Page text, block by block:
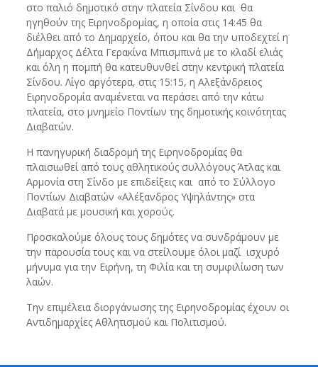
στο παλιό δημοτικό στην πλατεία Σίνδου και θα
ηγηθούν της Ειρηνοδρομίας, η οποία στις 14:45 θα
διέλθει από το Δημαρχείο, όπου και θα την υποδεχτεί η
Δήμαρχος Δέλτα Γερακίνα Μπισμπινά με το κλαδί ελιάς
και όλη η πομπή θα κατευθυνθεί στην κεντρική πλατεία
Σίνδου. Λίγο αργότερα, στις 15:15, η Αλεξάνδρειος
Ειρηνοδρομία αναμένεται να περάσει από την κάτω
πλατεία, στο μνημείο Ποντίων της δημοτικής κοινότητας
Διαβατών.
Η πανηγυρική διαδρομή της Ειρηνοδρομίας θα
πλαισιωθεί από τους αθλητικούς συλλόγους Άτλας και
Αρμονία στη Σίνδο με επιδείξεις και από το Σύλλογο
Ποντίων Διαβατών «Αλέξανδρος Υψηλάντης» στα
Διαβατά με μουσική και χορούς.
Προσκαλούμε όλους τους δημότες να συνδράμουν με
την παρουσία τους και να στείλουμε όλοι μαζί ισχυρό
μήνυμα για την Ειρήνη, τη Φιλία και τη συμφιλίωση των
λαών.
Την επιμέλεια διοργάνωσης της Ειρηνοδρομίας έχουν οι
Αντιδημαρχίες Αθλητισμού και Πολιτισμού.